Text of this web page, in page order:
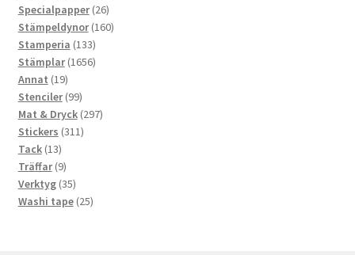
produkter
Specialpapper 2626
produkter
Stämpeldynor 160160
Stamperia 133133
produkter
Stämplar 16561656
Annat 1919
produkter
Stenciler 9999
produkter
Mat & Dryck 297297
Stickers 311311
Tack 1313
produkter
Träffar 99
produkter
Verktyg 3535
produkter
Washi tape 2525